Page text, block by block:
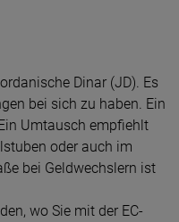
Dinar (JD). Es
bei sich zu haben. Ein
Umtausch empfiehlt
oder auch im
bei Geldwechslern ist
wo Sie mit der EC-